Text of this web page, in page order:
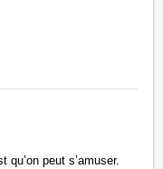
qu’on peut s’amuser.